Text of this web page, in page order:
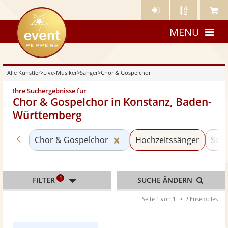
Künstler- Künstler Meine
eventpeppers
MENU
Alle Künstler>Live-Musiker>Sänger>Chor & Gospelchor
Ihre Suchergebnisse für
Chor & Gospelchor in Konstanz, Baden-
Württemberg
Zurück zu «Sänger»
Chor & Gospelchor Kategorie «Chor &
Hochzeitssänger
FILTER 1 SUCHE ÄNDERN
Seite 1 von 1 2 Ensembles